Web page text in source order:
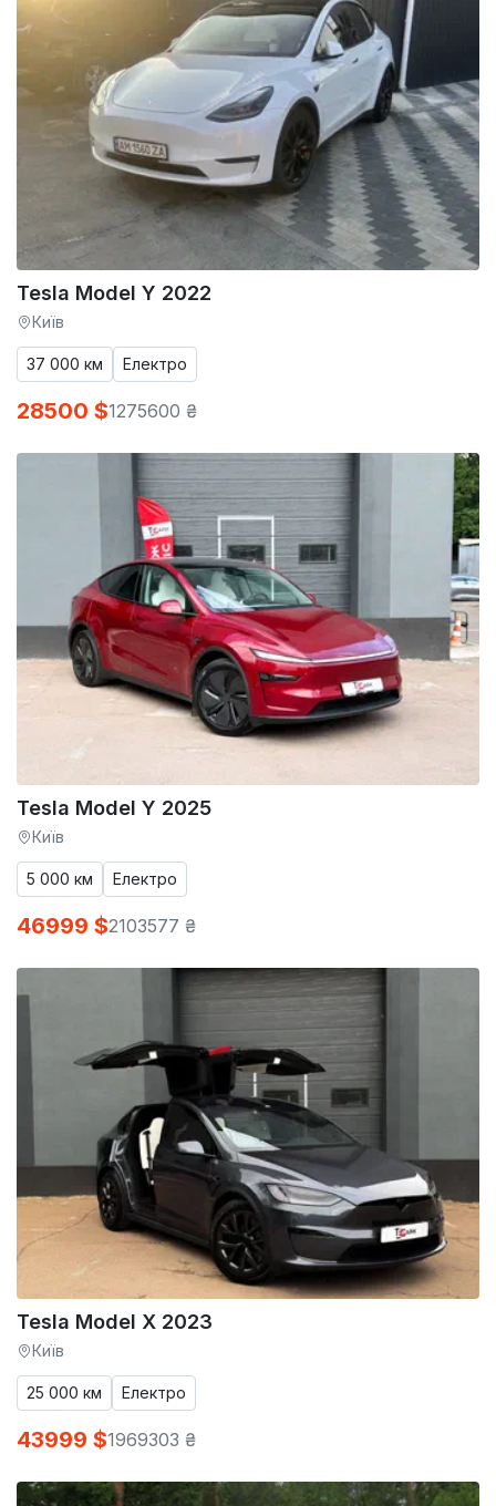
Tesla Model Y 2022
Київ
37 000 км Електро
28500 $1275600 ₴
Tesla Model Y 2025
Київ
5 000 км Електро
46999 $2103577 ₴
Tesla Model X 2023
Київ
25 000 км Електро
43999 $1969303 ₴